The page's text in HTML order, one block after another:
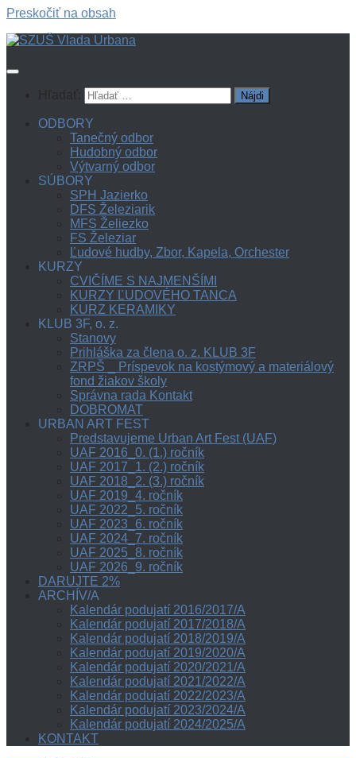
Preskočiť na obsah
ODBORY
Tanečný odbor
Hudobný odbor
Výtvarný odbor
SÚBORY
SPH Jazierko
DFS Železiarik
MFS Želiezko
FS Železiar
Ľudové hudby, Zbor, Kapela, Orchester
KURZY
CVIČÍME S NAJMENŠÍMI
KURZY ĽUDOVÉHO TANCA
KURZ KERAMIKY
KLUB 3F, o. z.
Stanovy
Prihláška za člena o. z. KLUB 3F
ZRPŠ _ Príspevok na kostýmový a materiálový
fond žiakov školy
Správna rada Kontakt
DOBROMAT
URBAN ART FEST
Predstavujeme Urban Art Fest (UAF)
UAF 2016_0. (1.) ročník
UAF 2017_1. (2.) ročník
UAF 2018_2. (3.) ročník
UAF 2019_4. ročník
UAF 2022_5. ročník
UAF 2023_6. ročník
UAF 2024_7. ročník
UAF 2025_8. ročník
UAF 2026_9. ročník
DARUJTE 2%
ARCHÍV/A
Kalendár podujatí 2016/2017/A
Kalendár podujatí 2017/2018/A
Kalendár podujatí 2018/2019/A
Kalendár podujatí 2019/2020/A
Kalendár podujatí 2020/2021/A
Kalendár podujatí 2021/2022/A
Kalendár podujatí 2022/2023/A
Kalendár podujatí 2023/2024/A
Kalendár podujatí 2024/2025/A
KONTAKT